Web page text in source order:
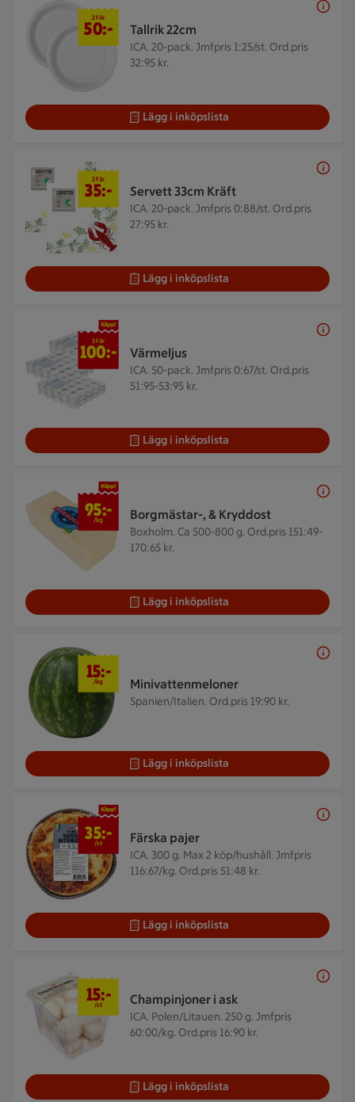
Tallrik 22cm
ICA. 20-pack. Jmfpris 1:25/st. Ord.pris
32:95 kr.
2 för 50 kr
2 för
50:-
Lägg i inköpslista
Servett 33cm Kräft
ICA. 20-pack. Jmfpris 0:88/st. Ord.pris
27:95 kr.
2 för 35 kr
2 för
35:-
Lägg i inköpslista
Värmeljus
ICA. 50-pack. Jmfpris 0:67/st. Ord.pris
51:95-53:95 kr.
3 för 100 kr
3 för
100:-
Lägg i inköpslista
Borgmästar-, & Kryddost
Boxholm. Ca 500-800 g. Ord.pris 151:49-
170:65 kr.
95 kr/kg
95:-
/kg
Lägg i inköpslista
Minivattenmeloner
Spanien/Italien. Ord.pris 19:90 kr.
15 kr/kg
15:-
/kg
Lägg i inköpslista
Färska pajer
ICA. 300 g. Max 2 köp/hushåll. Jmfpris
116:67/kg. Ord.pris 51:48 kr.
35 kr/st
35:-
/st
Lägg i inköpslista
Champinjoner i ask
ICA. Polen/Litauen. 250 g. Jmfpris
60:00/kg. Ord.pris 16:90 kr.
15 kr/st
15:-
/st
Lägg i inköpslista